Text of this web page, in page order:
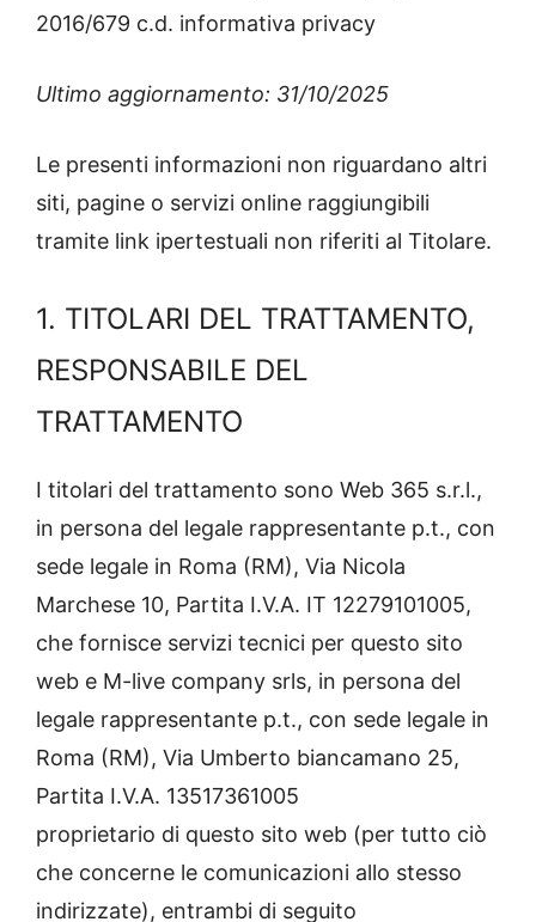
2016/679 c.d. informativa privacy
Ultimo aggiornamento: 31/10/2025
Le presenti informazioni non riguardano altri
siti, pagine o servizi online raggiungibili
tramite link ipertestuali non riferiti al Titolare.
1. TITOLARI DEL TRATTAMENTO,
RESPONSABILE DEL
TRATTAMENTO
I titolari del trattamento sono Web 365 s.r.l.,
in persona del legale rappresentante p.t., con
sede legale in Roma (RM), Via Nicola
Marchese 10, Partita I.V.A. IT 12279101005,
che fornisce servizi tecnici per questo sito
web e M-live company srls, in persona del
legale rappresentante p.t., con sede legale in
Roma (RM), Via Umberto biancamano 25,
Partita I.V.A. 13517361005
proprietario di questo sito web (per tutto ciò
che concerne le comunicazioni allo stesso
indirizzate), entrambi di seguito